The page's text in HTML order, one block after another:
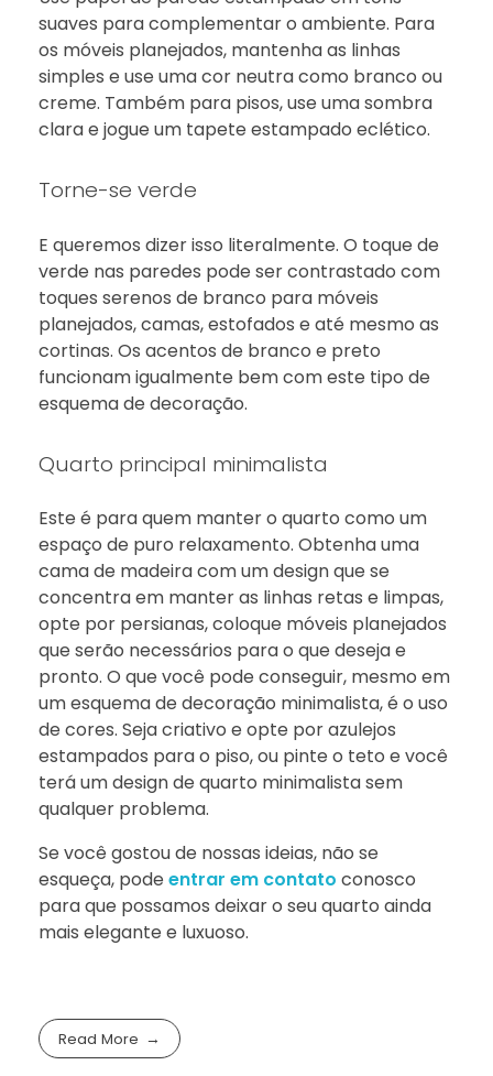
suaves para complementar o ambiente. Para
os móveis planejados, mantenha as linhas
simples e use uma cor neutra como branco ou
creme. Também para pisos, use uma sombra
clara e jogue um tapete estampado eclético.
Torne-se verde
E queremos dizer isso literalmente. O toque de
verde nas paredes pode ser contrastado com
toques serenos de branco para móveis
planejados, camas, estofados e até mesmo as
cortinas. Os acentos de branco e preto
funcionam igualmente bem com este tipo de
esquema de decoração.
Quarto principal minimalista
Este é para quem manter o quarto como um
espaço de puro relaxamento. Obtenha uma
cama de madeira com um design que se
concentra em manter as linhas retas e limpas,
opte por persianas, coloque móveis planejados
que serão necessários para o que deseja e
pronto. O que você pode conseguir, mesmo em
um esquema de decoração minimalista, é o uso
de cores. Seja criativo e opte por azulejos
estampados para o piso, ou pinte o teto e você
terá um design de quarto minimalista sem
qualquer problema.
Se você gostou de nossas ideias, não se
esqueça, pode entrar em contato conosco
para que possamos deixar o seu quarto ainda
mais elegante e luxuoso.
Read More